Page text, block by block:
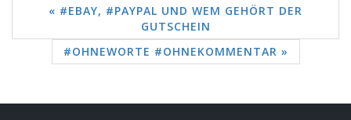
« #EBAY, #PAYPAL UND WEM GEHÖRT DER
GUTSCHEIN
#OHNEWORTE #OHNEKOMMENTAR »